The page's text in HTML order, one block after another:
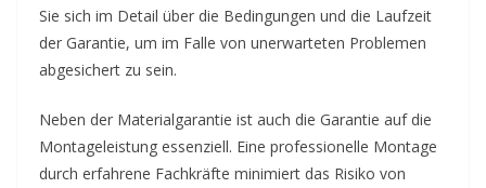
Sie sich im Detail über die Bedingungen und die Laufzeit
der Garantie, um im Falle von unerwarteten Problemen
abgesichert zu sein.
Neben der Materialgarantie ist auch die Garantie auf die
Montageleistung essenziell. Eine professionelle Montage
durch erfahrene Fachkräfte minimiert das Risiko von